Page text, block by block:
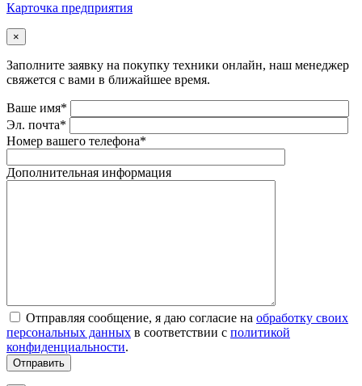
Карточка предприятия
×
Заполните заявку на покупку техники онлайн, наш менеджер
свяжется с вами в ближайшее время.
Ваше имя*
Эл. почта*
Номер вашего телефона*
Дополнительная информация
Отправляя сообщение, я даю согласие на обработку своих
персональных данных в соответствии с политикой
конфиденциальности.